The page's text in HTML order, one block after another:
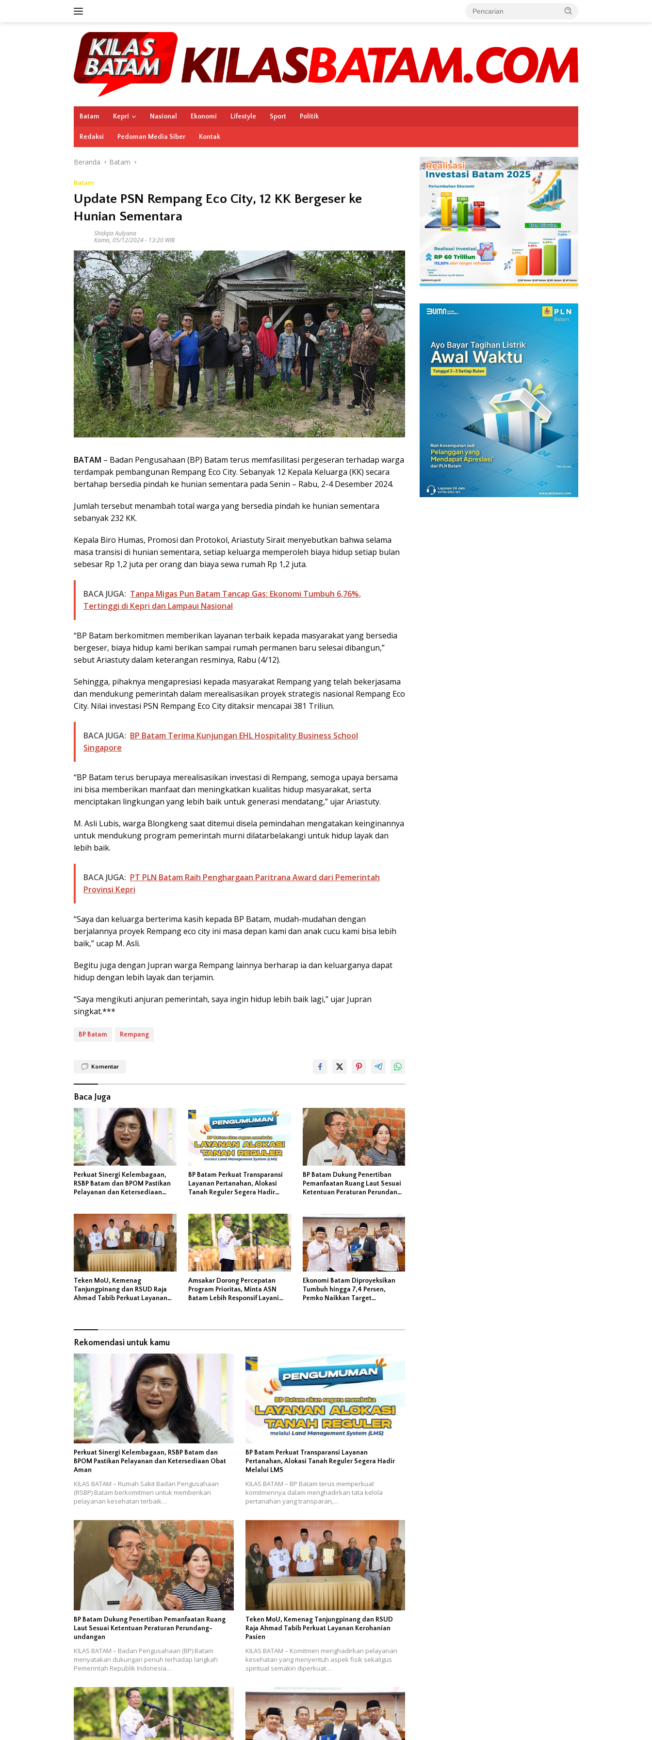
Batam Kepri Nasional Ekonomi Lifestyle Sport Politik
Redaksi Pedoman Media Siber Kontak
Beranda Batam
Batam
Update PSN Rempang Eco City, 12 KK Bergeser ke
Hunian Sementara
Shidqia Aulyana
Kamis, 05/12/2024 - 13:20 WIB
BATAM – Badan Pengusahaan (BP) Batam terus memfasilitasi pergeseran terhadap warga
terdampak pembangunan Rempang Eco City. Sebanyak 12 Kepala Keluarga (KK) secara
bertahap bersedia pindah ke hunian sementara pada Senin – Rabu, 2-4 Desember 2024.
Jumlah tersebut menambah total warga yang bersedia pindah ke hunian sementara
sebanyak 232 KK.
Kepala Biro Humas, Promosi dan Protokol, Ariastuty Sirait menyebutkan bahwa selama
masa transisi di hunian sementara, setiap keluarga memperoleh biaya hidup setiap bulan
sebesar Rp 1,2 juta per orang dan biaya sewa rumah Rp 1,2 juta.
BACA JUGA: Tanpa Migas Pun Batam Tancap Gas: Ekonomi Tumbuh 6,76%,
Tertinggi di Kepri dan Lampaui Nasional
“BP Batam berkomitmen memberikan layanan terbaik kepada masyarakat yang bersedia
bergeser, biaya hidup kami berikan sampai rumah permanen baru selesai dibangun,”
sebut Ariastuty dalam keterangan resminya, Rabu (4/12).
Sehingga, pihaknya mengapresiasi kepada masyarakat Rempang yang telah bekerjasama
dan mendukung pemerintah dalam merealisasikan proyek strategis nasional Rempang Eco
City. Nilai investasi PSN Rempang Eco City ditaksir mencapai 381 Triliun.
BACA JUGA: BP Batam Terima Kunjungan EHL Hospitality Business School
Singapore
“BP Batam terus berupaya merealisasikan investasi di Rempang, semoga upaya bersama
ini bisa memberikan manfaat dan meningkatkan kualitas hidup masyarakat, serta
menciptakan lingkungan yang lebih baik untuk generasi mendatang,” ujar Ariastuty.
M. Asli Lubis, warga Blongkeng saat ditemui disela pemindahan mengatakan keinginannya
untuk mendukung program pemerintah murni dilatarbelakangi untuk hidup layak dan
lebih baik.
BACA JUGA: PT PLN Batam Raih Penghargaan Paritrana Award dari Pemerintah
Provinsi Kepri
“Saya dan keluarga berterima kasih kepada BP Batam, mudah-mudahan dengan
berjalannya proyek Rempang eco city ini masa depan kami dan anak cucu kami bisa lebih
baik,” ucap M. Asli.
Begitu juga dengan Jupran warga Rempang lainnya berharap ia dan keluarganya dapat
hidup dengan lebih layak dan terjamin.
“Saya mengikuti anjuran pemerintah, saya ingin hidup lebih baik lagi,” ujar Jupran
singkat.***
BP Batam Rempang
Komentar
Baca Juga
Perkuat Sinergi Kelembagaan,
RSBP Batam dan BPOM Pastikan
Pelayanan dan Ketersediaan
BP Batam Perkuat Transparansi
Layanan Pertanahan, Alokasi
Tanah Reguler Segera Hadir
BP Batam Dukung Penertiban
Pemanfaatan Ruang Laut Sesuai
Ketentuan Peraturan Perundang-
Teken MoU, Kemenag
Tanjungpinang dan RSUD Raja
Ahmad Tabib Perkuat Layanan
Amsakar Dorong Percepatan
Program Prioritas, Minta ASN
Batam Lebih Responsif Layani
Ekonomi Batam Diproyeksikan
Tumbuh hingga 7,4 Persen,
Pemko Naikkan Target
Rekomendasi untuk kamu
Perkuat Sinergi Kelembagaan, RSBP Batam dan
BPOM Pastikan Pelayanan dan Ketersediaan Obat
Aman
KILAS BATAM – Rumah Sakit Badan Pengusahaan
(RSBP) Batam berkomitmen untuk memberikan
pelayanan kesehatan terbaik…
BP Batam Perkuat Transparansi Layanan
Pertanahan, Alokasi Tanah Reguler Segera Hadir
Melalui LMS
KILAS BATAM – BP Batam terus memperkuat
komitmennya dalam menghadirkan tata kelola
pertanahan yang transparan,…
BP Batam Dukung Penertiban Pemanfaatan Ruang
Laut Sesuai Ketentuan Peraturan Perundang-
undangan
KILAS BATAM – Badan Pengusahaan (BP) Batam
menyatakan dukungan penuh terhadap langkah
Pemerintah Republik Indonesia…
Teken MoU, Kemenag Tanjungpinang dan RSUD
Raja Ahmad Tabib Perkuat Layanan Kerohanian
Pasien
KILAS BATAM – Komitmen menghadirkan pelayanan
kesehatan yang menyentuh aspek fisik sekaligus
spiritual semakin diperkuat…